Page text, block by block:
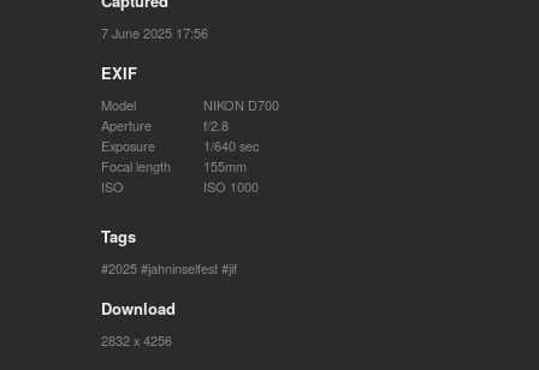
7 June 2025 17:56
EXIF
Model
NIKON D700
Aperture
f/2.8
Exposure
1/640 sec
Focal length
155mm
ISO
ISO 1000
Tags
2025 jahninselfest jif
Download
2832 x 4256